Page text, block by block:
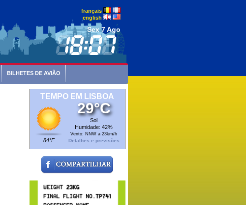
français
english
Sex 7 Ago
BILHETES DE AVIÃO
TEMPO EM LISBOA
84°F
29°C
Sol
Humidade: 42%
Vento: NNW a 23km/h
Detalhes e previsões